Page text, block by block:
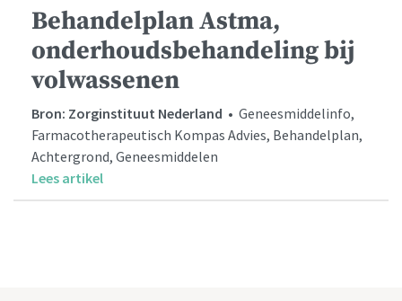
Behandelplan Astma,
onderhoudsbehandeling bij
volwassenen
Bron: Zorginstituut Nederland • Geneesmiddelinfo,
Farmacotherapeutisch Kompas Advies, Behandelplan,
Achtergrond, Geneesmiddelen
Lees artikel